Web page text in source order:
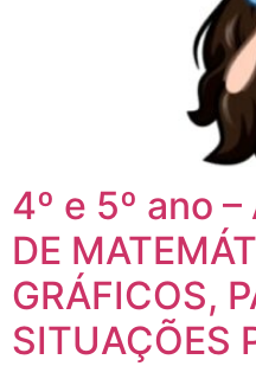
4º e 5º ano –
DE
GRÁFICOS,
SITUAÇÕES